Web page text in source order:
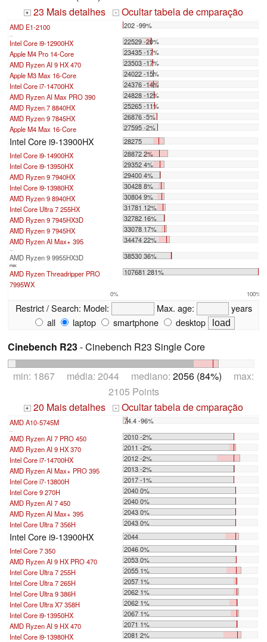
+ 23 Mais detalhes - Ocultar tabela de cmparação
AMD E1-2100 202 -99%
...
Intel Core i9-12900HX
22529 -20%
Apple M4 Pro 14-Core
23435 -17%
AMD Ryzen AI 9 HX 470
23503 -17%
Apple M3 Max 16-Core
24022 -15%
Intel Core i7-14700HX
24376 -14%
AMD Ryzen AI Max PRO 390
24828 -12%
AMD Ryzen 7 8840HX
25265 -11%
AMD Ryzen 9 7845HX
26876 -5%
Apple M4 Max 16-Core
27595 -2%
Intel Core i9-13900HX
28275
Intel Core i9-14900HX
28872 2%
Intel Core i9-13950HX
29352 4%
AMD Ryzen 9 7940HX
29400 4%
Intel Core i9-13980HX
30428 8%
AMD Ryzen 9 8940HX
30804 9%
Intel Core Ultra 7 255HX
31781 12%
AMD Ryzen 9 7945HX3D
32782 16%
AMD Ryzen 9 7945HX
33078 17%
AMD Ryzen AI Max+ 395
34474 22%
...
AMD Ryzen 9 9955HX3D 38530 36%
max:
AMD Ryzen Threadripper PRO
7995WX
107681 281%
0% 100%
Restrict / Search: Model: Max. age:
years
all
laptop smartphone desktop
Cinebench R23- Cinebench R23 Single Core
min: 1867 média: 2044 mediano: 2056 (84%) max:
2105 Points
+ 20 Mais detalhes - Ocultar tabela de cmparação
AMD A10-5745M 74.4 -96%
AMD Ryzen AI 7 PRO 450
2010 -2%
AMD Ryzen AI 9 HX 370
2011 -2%
Intel Core i7-14700HX
2012 -2%
AMD Ryzen AI Max+ PRO 395
2013 -2%
Intel Core i7-13800H
2017 -1%
Intel Core 9 270H
2040 0%
AMD Ryzen AI 7 450
2040 0%
AMD Ryzen AI Max+ 395
2043 0%
Intel Core Ultra 7 356H
2043 0%
Intel Core i9-13900HX
2044
Intel Core 7 350
2046 0%
AMD Ryzen AI 9 HX PRO 470
2053 0%
Intel Core Ultra 7 255H
2055 1%
Intel Core Ultra 7 265H
2057 1%
Intel Core Ultra 9 386H
2062 1%
Intel Core Ultra X7 358H
2062 1%
Intel Core i9-13950HX
2067 1%
AMD Ryzen AI 9 HX 470
2071 1%
Intel Core i9-13980HX
2081 2%